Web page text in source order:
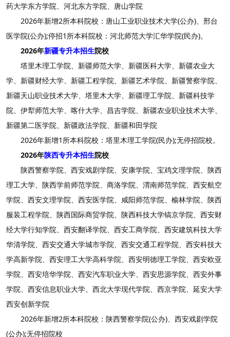
药大学东方学院、河北东方学院、唐山学院
2026年新增2所本科院校：唐山工业职业技术大学(公办)、邢台
医学院(公办);停招1所本科院校：河北师范大学汇华学院(民办)。
2026年新疆专升本招生院校
塔里木理工学院、新疆师范大学、新疆医科大学、新疆农业大
学、新疆财经大学、新疆工程学院、新疆艺术学院、新疆警察学院、
新疆天山职业技术大学、塔里木大学、新疆理工学院、新疆科技学
院、伊犁师范大学、喀什大学、昌吉学院、新疆农业职业技术大学、
新疆第二医学院、新疆政法学院、新疆和田学院
2026年新增1所本科院校：塔里木理工学院(民办);无停招院校。
2026年陕西专升本招生院校
陕西警察学院、西安戏剧学院、安康学院、宝鸡文理学院、陕西
理工大学、陕西学前师范学院、商洛学院、渭南师范学院、西安航空
学院、西安文理学院、西安医学院、咸阳师范学院、榆林学院、陕西
服装工程学院、陕西国际商贸学院、陕西科技大学镐京学院、西安财
经大学行知学院、西安翻译学院、西安工商学院、西安建筑科技大学
华清学院、西安交通大学城市学院、西安交通工程学院、西安科技大
学高新学院、西安理工大学高科学院、西安明德理工学院、西安欧亚
学院、西安培华学院、西安汽车职业大学、西安思源学院、西安外事
学院、西安信息职业大学、西北大学现代学院、西京学院、延安大学
西安创新学院
2026年新增2所本科院校：陕西警察学院(公办)、西安戏剧学院
(公办);无停招院校